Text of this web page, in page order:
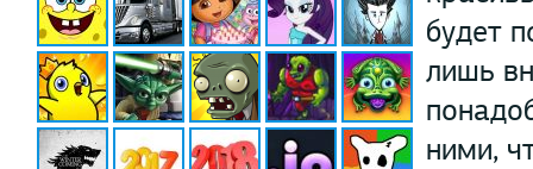
будет
лишь
ними,